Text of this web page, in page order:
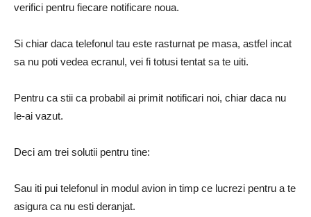
verifici pentru fiecare notificare noua.
Si chiar daca telefonul tau este rasturnat pe masa, astfel incat
sa nu poti vedea ecranul, vei fi totusi tentat sa te uiti.
Pentru ca stii ca probabil ai primit notificari noi, chiar daca nu
le-ai vazut.
Deci am trei solutii pentru tine:
Sau iti pui telefonul in modul avion in timp ce lucrezi pentru a te
asigura ca nu esti deranjat.